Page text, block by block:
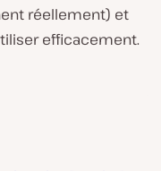
réellement) et
efficacement.